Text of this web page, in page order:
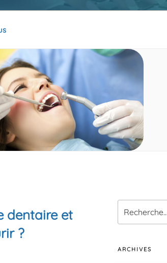
dentaire et
?
pour
:
ARCHIVES